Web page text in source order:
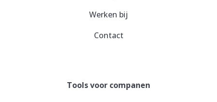
Werken bij
Contact
Tools voor companen